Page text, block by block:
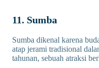
11. Sumba
Sumba dikenal karena
atap jerami tradisional
tahunan, sebuah atraksi